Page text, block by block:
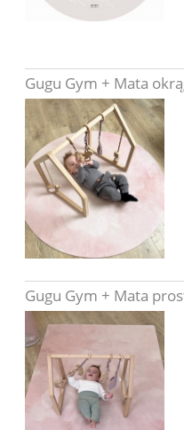
Gugu Gym + Mata
Gugu Gym + Mata